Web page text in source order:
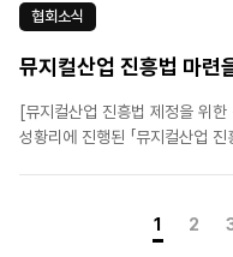
시장환경과 내수시장의 한계에
협회소식
뮤지컬산업 진흥법 마련
[뮤지컬산업 진흥법 제정을 위
성황리에 진행된 「뮤지컬산업
1
2